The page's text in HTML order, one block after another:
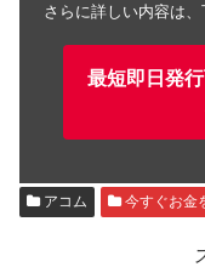
さらに詳しい内容は
最短即日発
アコム 今すぐお金